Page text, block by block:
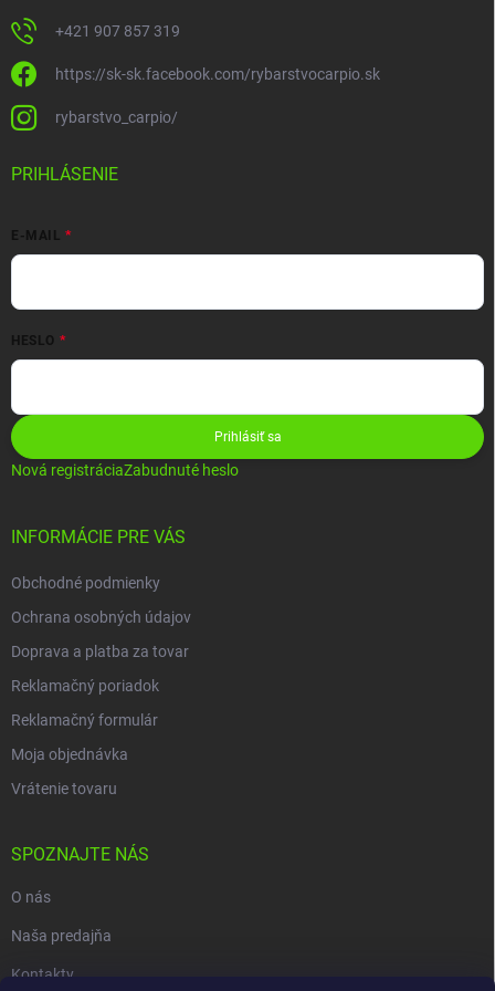
+421 907 857 319
https://sk-sk.facebook.com/rybarstvocarpio.sk
rybarstvo_carpio/
PRIHLÁSENIE
E-MAIL
HESLO
Prihlásiť sa
Nová registráciaZabudnuté heslo
INFORMÁCIE PRE VÁS
Obchodné podmienky
Ochrana osobných údajov
Doprava a platba za tovar
Reklamačný poriadok
Reklamačný formulár
Moja objednávka
Vrátenie tovaru
SPOZNAJTE NÁS
O nás
Naša predajňa
Kontakty